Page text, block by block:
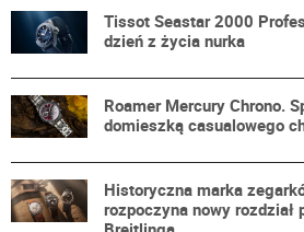
Tissot Seastar 2000
dzień z życia nurka
Roamer Mercury Chrono.
domieszką casualowego
Historyczna marka
rozpoczyna nowy rozdział